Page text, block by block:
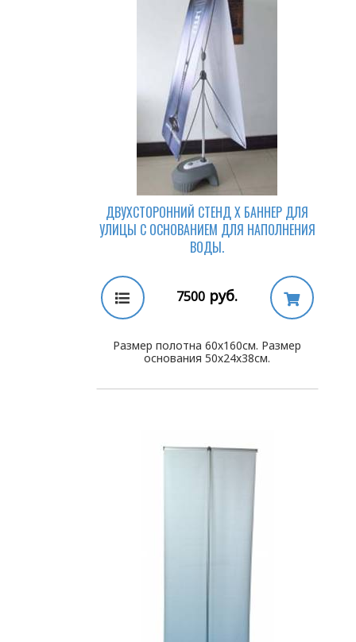
ДВУХСТОРОННИЙ СТЕНД Х БАННЕР ДЛЯ
УЛИЦЫ С ОСНОВАНИЕМ ДЛЯ НАПОЛНЕНИЯ
ВОДЫ.
7500 руб.
Размер полотна 60х160см. Размер
основания 50х24х38см.